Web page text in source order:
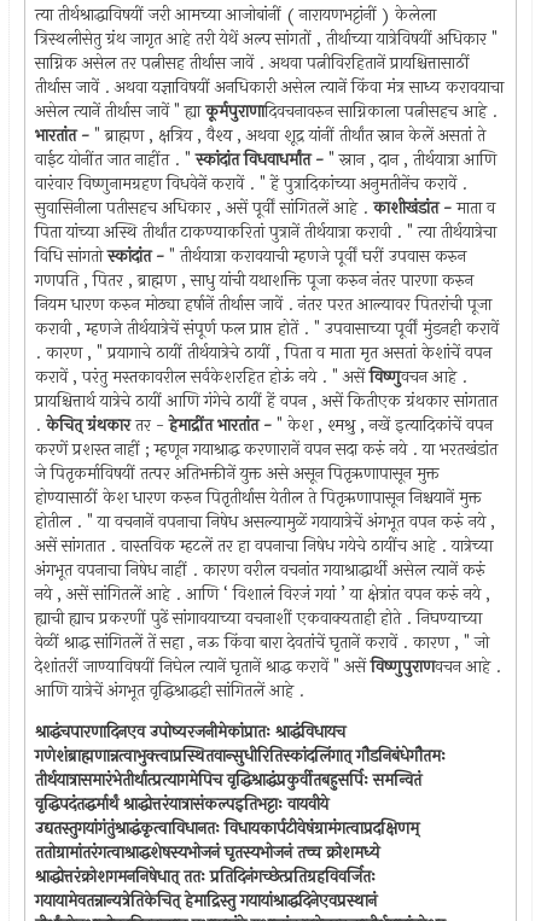
त्या तीर्थश्राद्धाविषयीं जरी आमच्या आजोबांनीं ( नारायणभट्टांनीं ) केलेला
त्रिस्थलीसेतु ग्रंथ जागृत आहे तरी येथें अल्प सांगतों , तीर्थाच्या यात्रेविषयीं अधिकार "
साग्निक असेल तर पत्नीसह तीर्थास जावें . अथवा पत्नीविरहितानें प्रायश्चित्तासाठीं
तीर्थास जावें . अथवा यज्ञाविषयीं अनधिकारी असेल त्यानें किंवा मंत्र साध्य करावयाचा
असेल त्यानें तीर्थास जावें " ह्याकूर्मपुराणादिवचनावरुन साग्निकाला पत्नीसहच आहे .
भारतांत -" ब्राह्मण , क्षत्रिय , वैश्य , अथवा शूद्र यांनीं तीर्थांत स्नान केलें असतां ते
वाईट योनींत जात नाहींत . "स्कांदांत विधवाधर्मांत -" स्नान , दान , तीर्थयात्रा आणि
वारंवार विष्णुनामग्रहण विधवेनें करावें . " हें पुत्रादिकांच्या अनुमतीनेंच करावें .
सुवासिनीला पतीसहच अधिकार , असें पूर्वीं सांगितलें आहे .काशीखंडांत -माता व
पिता यांच्या अस्थि तीर्थांत टाकण्याकरितां पुत्रानें तीर्थयात्रा करावी . " त्या तीर्थयात्रेचा
विधि सांगतोस्कांदांत -" तीर्थयात्रा करावयाची म्हणजे पूर्वीं घरीं उपवास करुन
गणपति , पितर , ब्राह्मण , साधु यांची यथाशक्ति पूजा करुन नंतर पारणा करुन
नियम धारण करुन मोठ्या हर्षानें तीर्थास जावें . नंतर परत आल्यावर पितरांची पूजा
करावी , म्हणजे तीर्थयात्रेचें संपूर्ण फल प्राप्त होतें . " उपवासाच्या पूर्वीं मुंडनही करावें
. कारण , " प्रयागाचे ठायीं तीर्थयात्रेचे ठायीं , पिता व माता मृत असतां केशांचें वपन
करावें , परंतु मस्तकावरील सर्वकेशरहित होऊं नये . " असेंविष्णुवचन आहे .
प्रायश्चित्तार्थ यात्रेचे ठायीं आणि गंगेचे ठायीं हें वपन , असें कितीएक ग्रंथकार सांगतात
.केचित् ग्रंथकारतर -हेमाद्रींत भारतांत -" केश , श्मश्रु , नखें इत्यादिकांचें वपन
करणें प्रशस्त नाहीं ; म्हणून गयाश्राद्ध करणारानें वपन सदा करुं नये . या भरतखंडांत
जे पितृकर्माविषयीं तत्पर अतिभक्तीनें युक्त असे असून पितृऋणापासून मुक्त
होण्यासाठीं केश धारण करुन पितृतीर्थास येतील ते पितृऋणापासून निश्चयानें मुक्त
होतील . " या वचनानें वपनाचा निषेध असल्यामुळें गयायात्रेचें अंगभूत वपन करुं नये ,
असें सांगतात . वास्तविक म्हटलें तर हा वपनाचा निषेध गयेचे ठायींच आहे . यात्रेच्या
अंगभूत वपनाचा निषेध नाहीं . कारण वरील वचनांत गयाश्राद्धार्थी असेल त्यानें करुं
नये , असें सांगितलें आहे . आणि ‘ विशालं विरजं गयां ’ या क्षेत्रांत वपन करुं नये ,
ह्याची ह्याच प्रकरणीं पुढें सांगावयाच्या वचनाशीं एकवाक्यताही होते . निघण्याच्या
वेळीं श्राद्ध सांगितलें तें सहा , नऊ किंवा बारा देवतांचें घृतानें करावें . कारण , " जो
देशांतरीं जाण्याविषयीं निघेल त्यानें घृतानें श्राद्ध करावें " असेंविष्णुपुराणवचन आहे .
आणि यात्रेचें अंगभूत वृद्धिश्राद्धही सांगितलें आहे .
श्राद्धंचपारणादिनएव उपोष्यरजनीमेकांप्रातः श्राद्धंविधायच
गणेशंब्राह्मणान्नत्वाभुक्त्वाप्रस्थितवान्सुधीरितिस्कांदलिंगात् गौडनिबंधेगौतमः
तीर्थयात्रासमारंभेतीर्थात्प्रत्यागमेपिच वृद्धिश्राद्धंप्रकुर्वीतबहुसर्पिः समन्वितं
वृद्धिपदंतद्धर्मार्थं श्राद्धोत्तरंयात्रासंकल्पइतिभट्टाः वायवीये
उद्यतस्तुगयांगंतुंश्राद्धंकृत्वाविधानतः विधायकार्पटीवेषंग्रामंगत्वाप्रदक्षिणम्
ततोग्रामांतरंगत्वाश्राद्धशेषस्यभोजनं घृतस्यभोजनं तच्च क्रोशमध्ये
श्राद्धोत्तरंक्रोशगमननिषेधात् ततः प्रतिदिनंगच्छेत्प्रतिग्रहविवर्जितः
गयायामेवतन्नान्यत्रेतिकेचित् हेमाद्रिस्तु गयायांश्राद्धदिनेएवप्रस्थानं